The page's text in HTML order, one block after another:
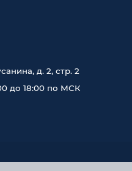
д. 2, стр. 2
до 18:00 по МСК